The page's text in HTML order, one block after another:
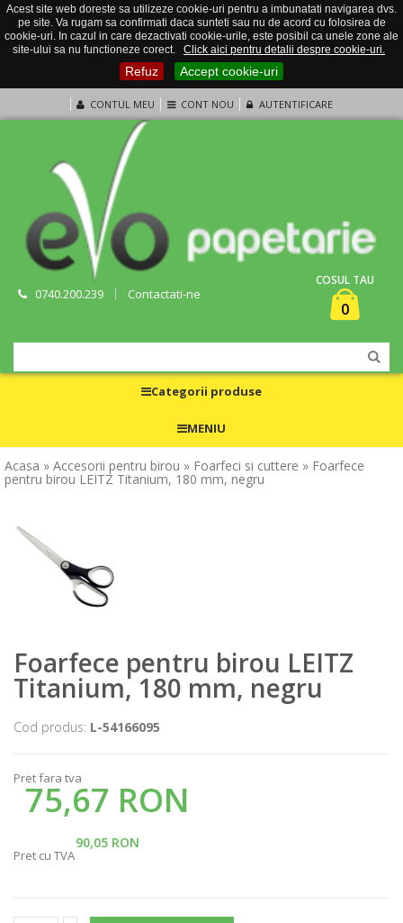
Acest site web doreste sa utilizeze cookie-uri pentru a imbunatati navigarea dvs.
pe site. Va rugam sa confirmati daca sunteti sau nu de acord cu folosirea de
cookie-uri. In cazul in care dezactivati cookie-urile, este posibil ca unele zone ale
site-ului sa nu functioneze corect.
Click aici pentru detalii despre cookie-uri.
Refuz Accept cookie-uri
CONTUL MEU CONT NOU AUTENTIFICARE
0740.200.239 Contactati-ne
COSUL TAU
0
Categorii produse
MENIU
Acasa » Accesorii pentru birou » Foarfeci si cuttere » Foarfece
pentru birou LEITZ Titanium, 180 mm, negru
Foarfece pentru birou LEITZ
Titanium, 180 mm, negru
Cod produs: L-54166095
Pret fara tva
75,67 RON
90,05 RON
Pret cu TVA